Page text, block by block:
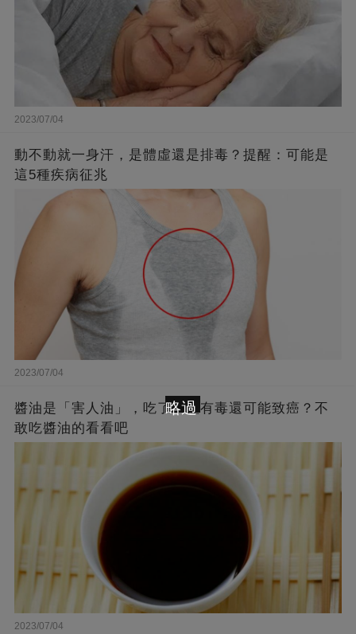
2023/07/04
動不動就一身汗，是體虛還是排毒？提醒：可能是
這5種疾病征兆
2023/07/04
醬油是「害人油」，吃了不僅有毒還可能致癌？不
敢吃醬油的看看吧
2023/07/04
略過